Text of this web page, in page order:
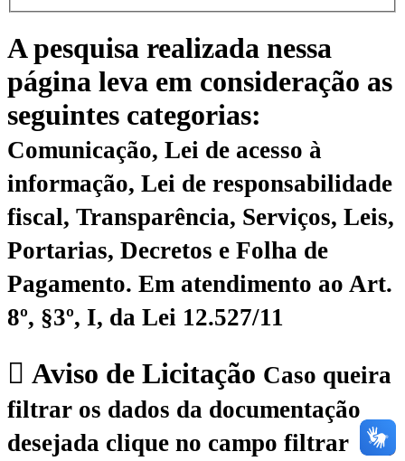
A pesquisa realizada nessa
página leva em consideração as
seguintes categorias:
Comunicação, Lei de acesso à
informação, Lei de responsabilidade
fiscal, Transparência, Serviços, Leis,
Portarias, Decretos e Folha de
Pagamento. Em atendimento ao Art.
8º, §3º, I, da Lei 12.527/11
Aviso de Licitação Caso queira
filtrar os dados da documentação
desejada clique no campo filtrar